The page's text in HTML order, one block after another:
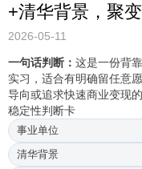
+清华背景，聚
2026-05-11
一句话判断： 这是一份背
实习，适合有明确留任意
导向或追求快速商业变现
稳定性判断卡
事业单位
清华背景